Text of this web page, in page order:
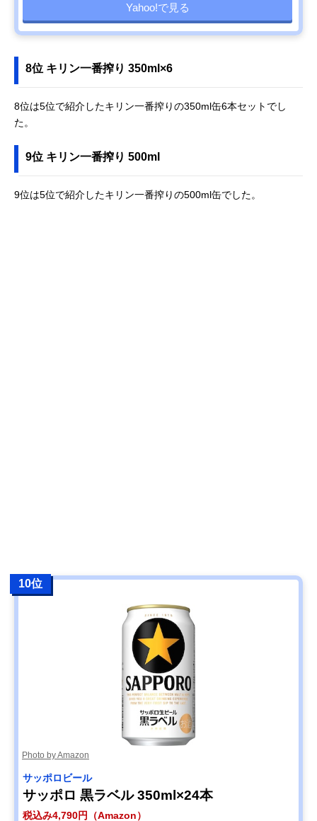
Yahoo!で見る
8位 キリン一番搾り 350ml×6
8位は5位で紹介したキリン一番搾りの350ml缶6本セットでし
た。
9位 キリン一番搾り 500ml
9位は5位で紹介したキリン一番搾りの500ml缶でした。
10位
Photo by Amazon
サッポロビール
サッポロ 黒ラベル 350ml×24本
税込み4,790円（Amazon）